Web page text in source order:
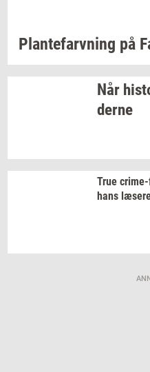
Plan­te­farv­ning på
Når
der­ne
True
hans